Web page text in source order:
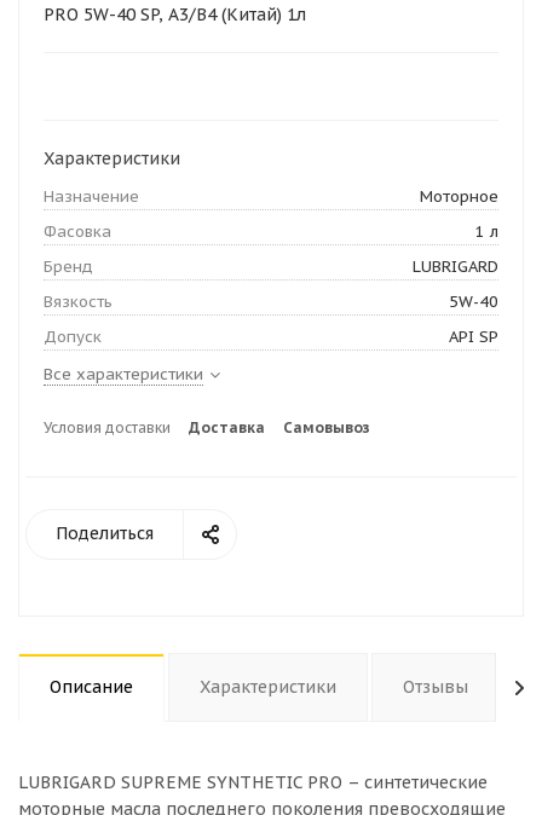
PRO 5W-40 SP, A3/B4 (Китай) 1л
Характеристики
Назначение
Моторное
Фасовка
1 л
Бренд
LUBRIGARD
Вязкость
5W-40
Допуск
API SP
Все характеристики
Условия доставки Доставка Самовывоз
Поделиться
Описание Характеристики Отзывы
LUBRIGARD SUPREME SYNTHETIC PRO – синтетические
моторные масла последнего поколения превосходящие